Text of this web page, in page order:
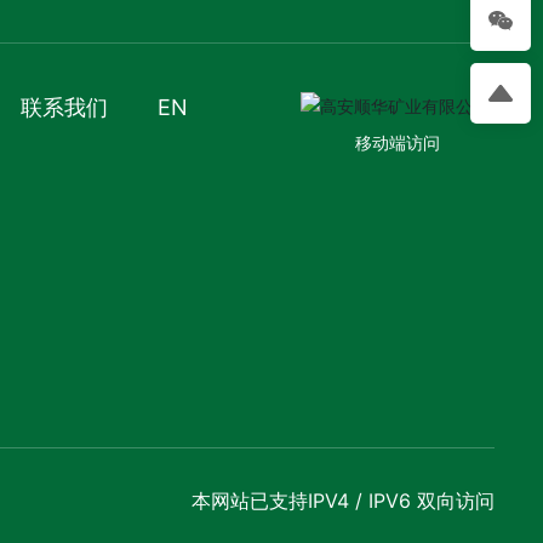
联系我们 EN
移动端访问
本网站已支持IPV4 / IPV6 双向访问